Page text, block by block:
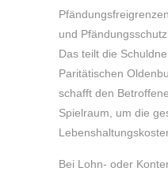
und
Das teilt die
Paritätischen
schafft den
Spielraum, um die
Bei Lohn- oder